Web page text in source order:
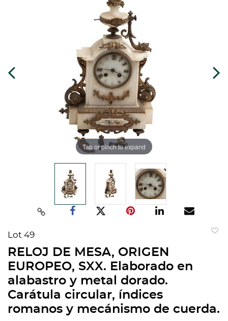
Tap or pinch to expand
Lot 49
RELOJ DE MESA, ORIGEN
EUROPEO, SXX. Elaborado en
alabastro y metal dorado.
Carátula circular, índices
romanos y mecánismo de cuerda.